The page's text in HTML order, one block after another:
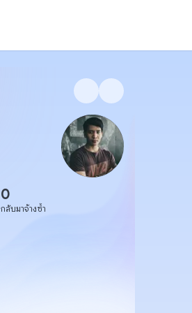
0
กลับมาจ้างซ้ำ